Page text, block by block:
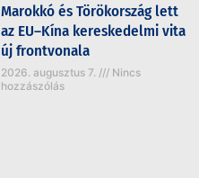
Marokkó és Törökország lett
az EU–Kína kereskedelmi vita
új frontvonala
2026. augusztus 7.
Nincs
hozzászólás